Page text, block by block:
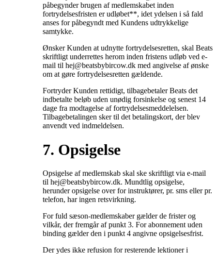
påbegynder brugen af medlemskabet inden
fortrydelsesfristen er udløbet**, idet ydelsen i så fald
anses for påbegyndt med Kundens udtrykkelige
samtykke.
Ønsker Kunden at udnytte fortrydelsesretten, skal Beats
skriftligt underrettes herom inden fristens udløb ved e-
mail til hej@beatsbybircow.dk med angivelse af ønske
om at gøre fortrydelsesretten gældende.
Fortryder Kunden rettidigt, tilbagebetaler Beats det
indbetalte beløb uden unødig forsinkelse og senest 14
dage fra modtagelse af fortrydelsesmeddelelsen.
Tilbagebetalingen sker til det betalingskort, der blev
anvendt ved indmeldelsen.
7. Opsigelse
Opsigelse af medlemskab skal ske skriftligt via e-mail
til hej@beatsbybircow.dk. Mundtlig opsigelse,
herunder opsigelse over for instruktører, pr. sms eller pr.
telefon, har ingen retsvirkning.
For fuld sæson-medlemskaber gælder de frister og
vilkår, der fremgår af punkt 3. For abonnement uden
binding gælder den i punkt 4 angivne opsigelsesfrist.
Der ydes ikke refusion for resterende lektioner i